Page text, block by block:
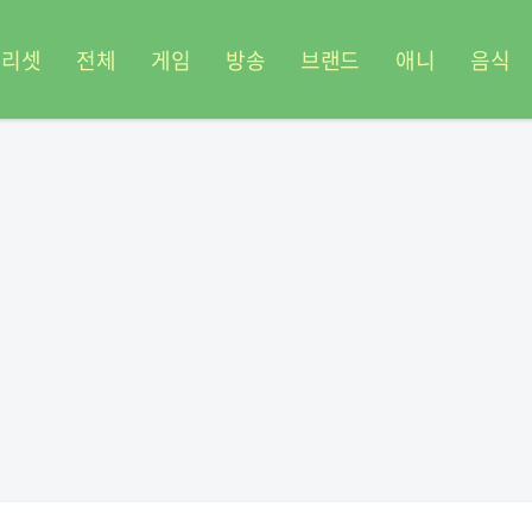
셋 전체 게임 방송 브랜드 애니 음식